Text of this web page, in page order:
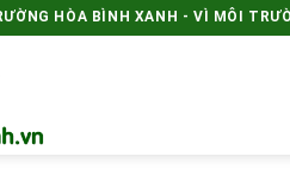
HÒA BÌNH XANH - VÌ MÔI